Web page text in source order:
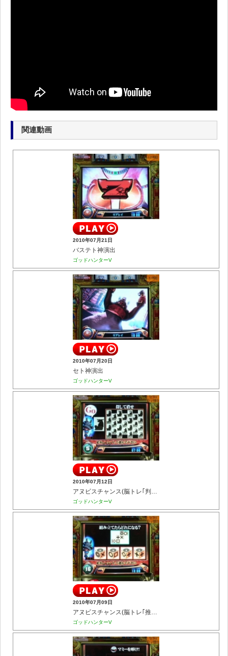
関連動画
2010年07月21日
バステト神演出
ゴッドハンターV
2010年07月20日
セト神演出
ゴッドハンターV
2010年07月12日
アヌビスチャンス(脳トレ｢判断力｣)
ゴッドハンターV
2010年07月09日
アヌビスチャンス(脳トレ｢推理力｣)
ゴッドハンターV